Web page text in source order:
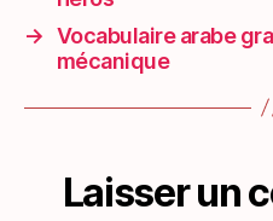
→ Vocabulaire arabe
mécanique
Laisser un